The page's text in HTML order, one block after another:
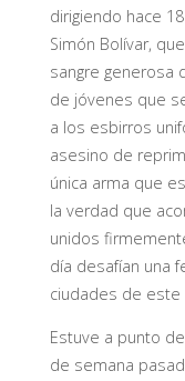
dirigiendo hace
Simón Bolívar,
sangre generosa
de jóvenes que
a los esbirros
asesino de
única arma que
la verdad que
unidos
día desafían una
ciudades de este
Estuve a punto
de semana